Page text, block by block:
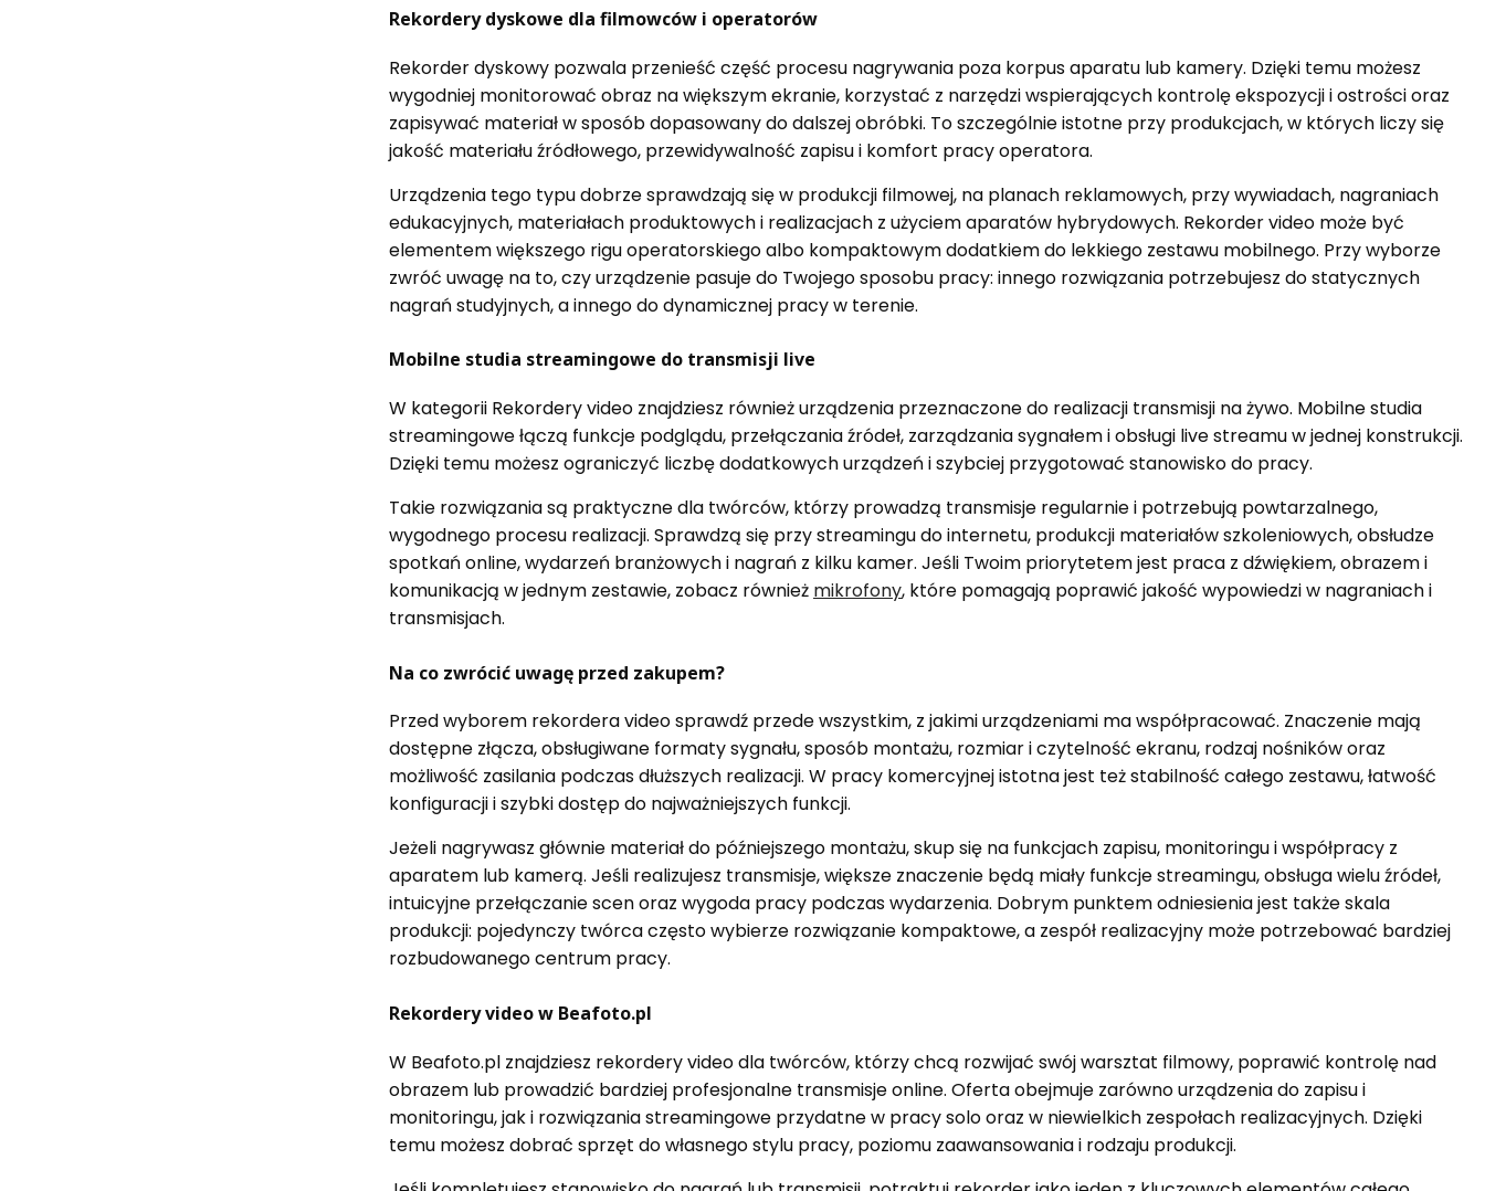
Rekordery dyskowe dla filmowców i operatorów
Rekorder dyskowy pozwala przenieść część procesu nagrywania poza korpus aparatu lub kamery. Dzięki temu możesz
wygodniej monitorować obraz na większym ekranie, korzystać z narzędzi wspierających kontrolę ekspozycji i ostrości oraz
zapisywać materiał w sposób dopasowany do dalszej obróbki. To szczególnie istotne przy produkcjach, w których liczy się
jakość materiału źródłowego, przewidywalność zapisu i komfort pracy operatora.
Urządzenia tego typu dobrze sprawdzają się w produkcji filmowej, na planach reklamowych, przy wywiadach, nagraniach
edukacyjnych, materiałach produktowych i realizacjach z użyciem aparatów hybrydowych. Rekorder video może być
elementem większego rigu operatorskiego albo kompaktowym dodatkiem do lekkiego zestawu mobilnego. Przy wyborze
zwróć uwagę na to, czy urządzenie pasuje do Twojego sposobu pracy: innego rozwiązania potrzebujesz do statycznych
nagrań studyjnych, a innego do dynamicznej pracy w terenie.
Mobilne studia streamingowe do transmisji live
W kategorii Rekordery video znajdziesz również urządzenia przeznaczone do realizacji transmisji na żywo. Mobilne studia
streamingowe łączą funkcje podglądu, przełączania źródeł, zarządzania sygnałem i obsługi live streamu w jednej konstrukcji.
Dzięki temu możesz ograniczyć liczbę dodatkowych urządzeń i szybciej przygotować stanowisko do pracy.
Takie rozwiązania są praktyczne dla twórców, którzy prowadzą transmisje regularnie i potrzebują powtarzalnego,
wygodnego procesu realizacji. Sprawdzą się przy streamingu do internetu, produkcji materiałów szkoleniowych, obsłudze
spotkań online, wydarzeń branżowych i nagrań z kilku kamer. Jeśli Twoim priorytetem jest praca z dźwiękiem, obrazem i
komunikacją w jednym zestawie, zobacz również mikrofony, które pomagają poprawić jakość wypowiedzi w nagraniach i
transmisjach.
Na co zwrócić uwagę przed zakupem?
Przed wyborem rekordera video sprawdź przede wszystkim, z jakimi urządzeniami ma współpracować. Znaczenie mają
dostępne złącza, obsługiwane formaty sygnału, sposób montażu, rozmiar i czytelność ekranu, rodzaj nośników oraz
możliwość zasilania podczas dłuższych realizacji. W pracy komercyjnej istotna jest też stabilność całego zestawu, łatwość
konfiguracji i szybki dostęp do najważniejszych funkcji.
Jeżeli nagrywasz głównie materiał do późniejszego montażu, skup się na funkcjach zapisu, monitoringu i współpracy z
aparatem lub kamerą. Jeśli realizujesz transmisje, większe znaczenie będą miały funkcje streamingu, obsługa wielu źródeł,
intuicyjne przełączanie scen oraz wygoda pracy podczas wydarzenia. Dobrym punktem odniesienia jest także skala
produkcji: pojedynczy twórca często wybierze rozwiązanie kompaktowe, a zespół realizacyjny może potrzebować bardziej
rozbudowanego centrum pracy.
Rekordery video w Beafoto.pl
W Beafoto.pl znajdziesz rekordery video dla twórców, którzy chcą rozwijać swój warsztat filmowy, poprawić kontrolę nad
obrazem lub prowadzić bardziej profesjonalne transmisje online. Oferta obejmuje zarówno urządzenia do zapisu i
monitoringu, jak i rozwiązania streamingowe przydatne w pracy solo oraz w niewielkich zespołach realizacyjnych. Dzięki
temu możesz dobrać sprzęt do własnego stylu pracy, poziomu zaawansowania i rodzaju produkcji.